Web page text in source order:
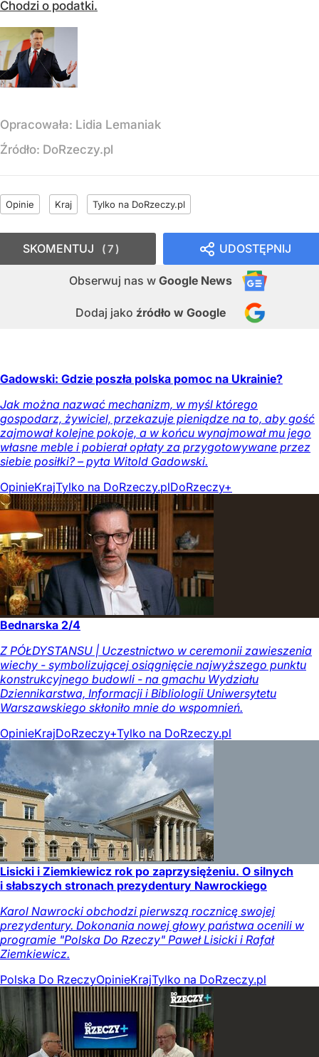
Chodzi o podatki.
Opracowała: Lidia Lemaniak
Źródło: DoRzeczy.pl
Opinie Kraj Tylko na DoRzeczy.pl
UDOSTĘPNIJ
Obserwuj nas w Google News
Dodaj jako źródło w Google
SKOMENTUJ 7
Gadowski: Gdzie poszła polska pomoc na Ukrainie?
Jak można nazwać mechanizm, w myśl którego
gospodarz, żywiciel, przekazuje pieniądze na to, aby gość
zajmował kolejne pokoje, a w końcu wynajmował mu jego
własne meble i pobierał opłaty za przygotowywane przez
siebie posiłki? – pyta Witold Gadowski.
OpinieKrajTylko na DoRzeczy.plDoRzeczy+
Bednarska 2/4
Z PÓŁDYSTANSU | Uczestnictwo w ceremonii zawieszenia
wiechy - symbolizującej osiągnięcie najwyższego punktu
konstrukcyjnego budowli - na gmachu Wydziału
Dziennikarstwa, Informacji i Bibliologii Uniwersytetu
Warszawskiego skłoniło mnie do wspomnień.
OpinieKrajDoRzeczy+Tylko na DoRzeczy.pl
Lisicki i Ziemkiewicz rok po zaprzysiężeniu. O silnych
i słabszych stronach prezydentury Nawrockiego
Karol Nawrocki obchodzi pierwszą rocznicę swojej
prezydentury. Dokonania nowej głowy państwa ocenili w
programie "Polska Do Rzeczy" Paweł Lisicki i Rafał
Ziemkiewicz.
Polska Do RzeczyOpinieKrajTylko na DoRzeczy.pl